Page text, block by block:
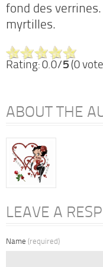
fond des
myrtilles.
Rating: 0.0/5 (0
ABOUT THE
LEAVE A
Name (required)